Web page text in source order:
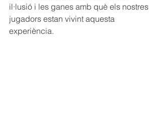
il·lusió i les ganes amb què els nostres
jugadors estan vivint aquesta
experiència.